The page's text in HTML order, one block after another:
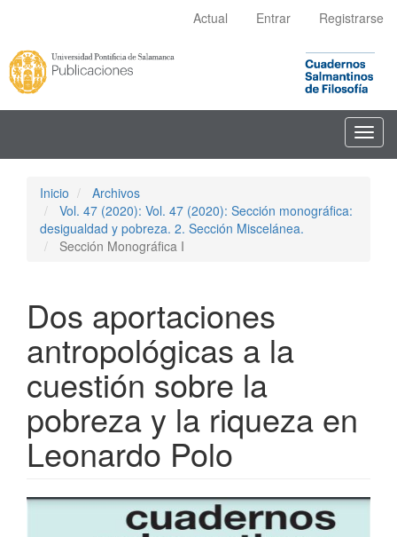
principal
Barra
lateral
Actual Entrar Registrarse
Inicio
Archivos
Vol. 47 (2020): Vol. 47 (2020): Sección monográfica:
desigualdad y pobreza. 2. Sección Miscelánea.
Sección Monográfica I
Dos aportaciones
antropológicas a la
cuestión sobre la
pobreza y la riqueza en
Leonardo Polo
Barra